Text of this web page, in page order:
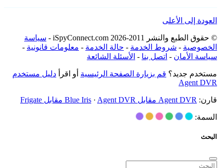
العودة إلى الأعلى
© حقوق الطبع والنشر 2011-2026 iSpyConnect.com -
سياسة
الخصوصية - شروط الخدمة - حالة الخدمة - معلومات قانونية -
سياسة الأمان - اتصل بنا - الأسئلة الشائعة
مستخدم جديد؟ قم بزيارة الصفحة الرئيسية أو اقرأ دليل مستخدم
Agent DVR
قارن: Agent DVR مقابل Blue Iris · Agent DVR مقابل Frigate
السمة:
البحث